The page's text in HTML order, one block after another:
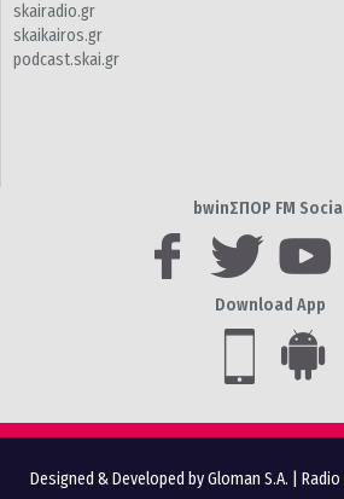
skairadio.gr
skaikairos.gr
podcast.skai.gr
bwinΣΠΟΡ FM
Download App
Designed & Developed by Gloman S.A.